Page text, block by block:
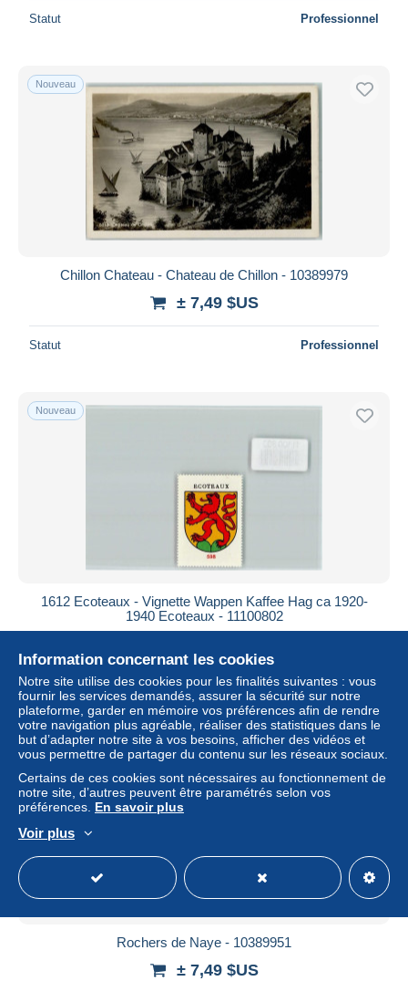
Statut Professionnel
Nouveau
Chillon Chateau - Chateau de Chillon - 10389979
± 7,49 $US
Statut Professionnel
Nouveau
1612 Ecoteaux - Vignette Wappen Kaffee Hag ca 1920-
1940 Ecoteaux - 11100802
Statut Professionnel
Nouveau
Rochers de Naye - 10389951
± 7,49 $US
Information concernant les cookies
Notre site utilise des cookies pour les finalités suivantes : vous
fournir les services demandés, assurer la sécurité sur notre
plateforme, garder en mémoire vos préférences afin de rendre
votre navigation plus agréable, réaliser des statistiques dans le
but d’adapter notre site à vos besoins, afficher des vidéos et
vous permettre de partager du contenu sur les réseaux sociaux.
Certains de ces cookies sont nécessaires au fonctionnement de
notre site, d’autres peuvent être paramétrés selon vos
préférences. En savoir plus
Voir plus